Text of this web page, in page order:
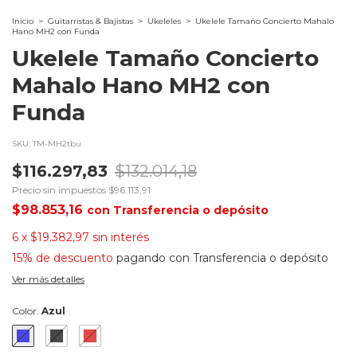
Inicio > Guitarristas & Bajistas > Ukeleles > Ukelele Tamaño Concierto Mahalo
Hano MH2 con Funda
Ukelele Tamaño Concierto
Mahalo Hano MH2 con
Funda
SKU:TM-MH2tbu
$116.297,83 $132.014,18
Precio sin impuestos $96.113,91
$98.853,16 con Transferencia o depósito
6 x $19.382,97 sin interés
15% de descuento pagando con Transferencia o depósito
Ver más detalles
Color: Azul